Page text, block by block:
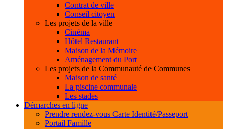
Contrat de ville
Conseil citoyen
Les projets de la ville
Cinéma
Hôtel Restaurant
Maison de la Mémoire
Aménagement du Port
Les projets de la Communauté de Communes
Maison de santé
La piscine communale
Les stades
Démarches en ligne
Prendre rendez-vous Carte Identité/Passeport
Portail Famille